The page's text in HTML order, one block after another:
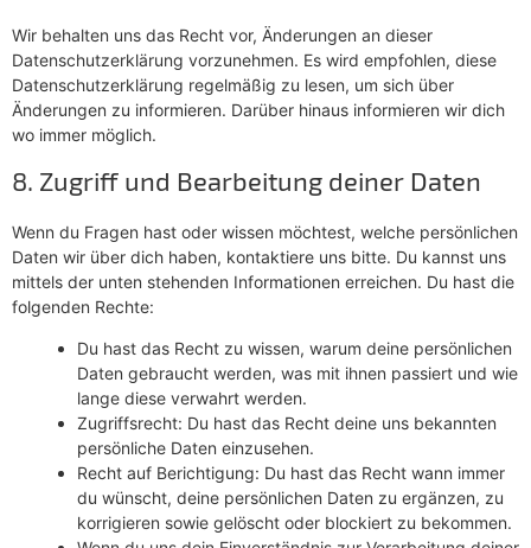
Wir behalten uns das Recht vor, Änderungen an dieser
Datenschutzerklärung vorzunehmen. Es wird empfohlen, diese
Datenschutzerklärung regelmäßig zu lesen, um sich über
Änderungen zu informieren. Darüber hinaus informieren wir dich
wo immer möglich.
8. Zugriff und Bearbeitung deiner Daten
Wenn du Fragen hast oder wissen möchtest, welche persönlichen
Daten wir über dich haben, kontaktiere uns bitte. Du kannst uns
mittels der unten stehenden Informationen erreichen. Du hast die
folgenden Rechte:
Du hast das Recht zu wissen, warum deine persönlichen
Daten gebraucht werden, was mit ihnen passiert und wie
lange diese verwahrt werden.
Zugriffsrecht: Du hast das Recht deine uns bekannten
persönliche Daten einzusehen.
Recht auf Berichtigung: Du hast das Recht wann immer
du wünscht, deine persönlichen Daten zu ergänzen, zu
korrigieren sowie gelöscht oder blockiert zu bekommen.